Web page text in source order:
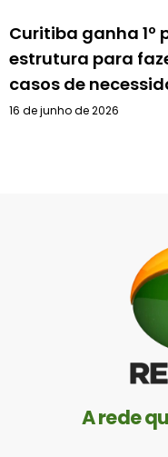
Curitiba ganha 1º
estrutura para
casos de
16 de junho de 2026
A rede